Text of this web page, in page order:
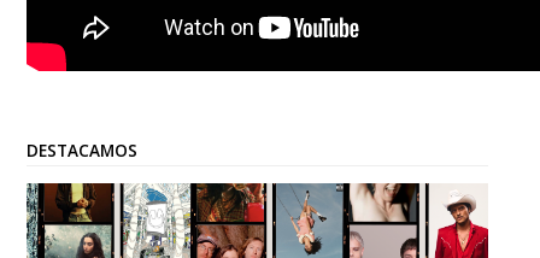
DESTACAMOS